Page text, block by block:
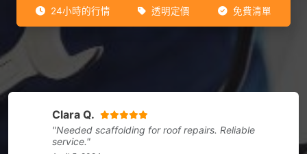
24小時的行情 透明定價 免費清單
Clara Q.
"Needed scaffolding for roof repairs. Reliable
service."